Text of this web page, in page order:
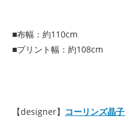
■布幅：約110cm
■プリント幅：約108cm
【designer】 コーリンズ晶